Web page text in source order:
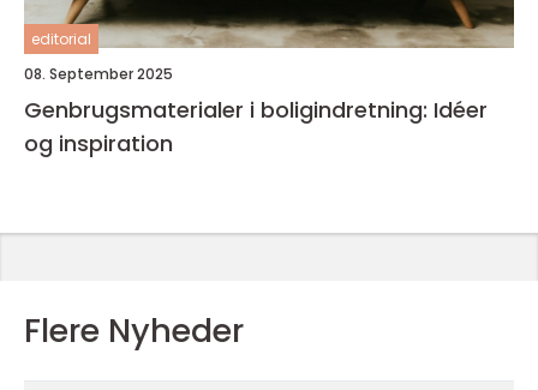
editorial
08. September 2025
Genbrugsmaterialer i boligindretning: Idéer
og inspiration
Flere Nyheder